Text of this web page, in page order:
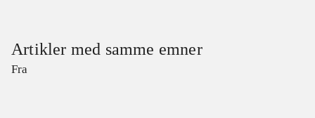
Artikler med samme emner
Fra